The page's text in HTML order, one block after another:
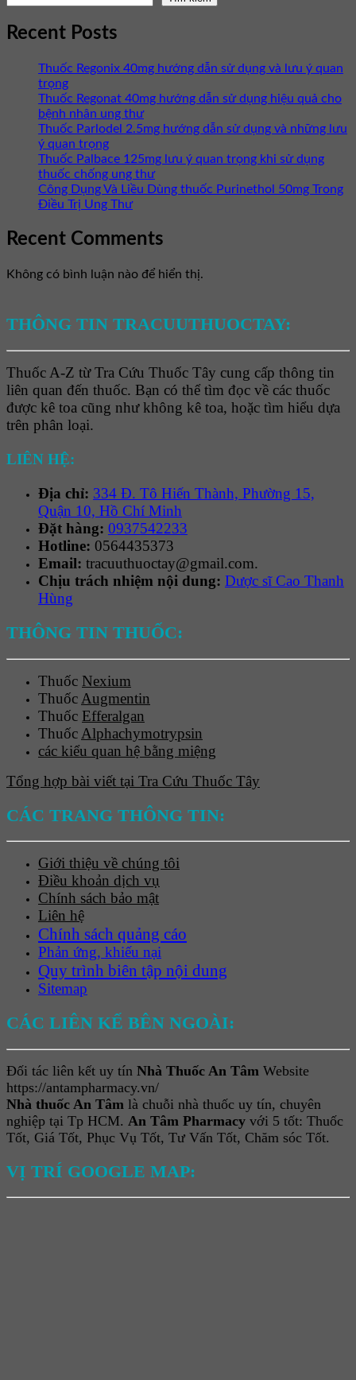
Recent Posts
Thuốc Regonix 40mg hướng dẫn sử dụng và lưu ý quan
trọng
Thuốc Regonat 40mg hướng dẫn sử dụng hiệu quả cho
bệnh nhân ung thư
Thuốc Parlodel 2.5mg hướng dẫn sử dụng và những lưu
ý quan trọng
Thuốc Palbace 125mg lưu ý quan trọng khi sử dụng
thuốc chống ung thư
Công Dụng Và Liều Dùng thuốc Purinethol 50mg Trong
Điều Trị Ung Thư
Recent Comments
Không có bình luận nào để hiển thị.
THÔNG TIN TRACUUTHUOCTAY:
Thuốc A-Z từ Tra Cứu Thuốc Tây cung cấp thông tin
liên quan đến thuốc. Bạn có thể tìm đọc về các thuốc
được kê toa cũng như không kê toa, hoặc tìm hiểu dựa
trên phân loại.
LIÊN HỆ:
Địa chỉ: 334 Đ. Tô Hiến Thành, Phường 15,
Quận 10, Hồ Chí Minh
Đặt hàng: 0937542233
Hotline: 0564435373
Email: tracuuthuoctay@gmail.com.
Chịu trách nhiệm nội dung: Dược sĩ Cao Thanh
Hùng
THÔNG TIN THUỐC:
Thuốc Nexium
Thuốc Augmentin
Thuốc Efferalgan
Thuốc Alphachymotrypsin
các kiểu quan hệ bằng miệng
Tổng hợp bài viết tại Tra Cứu Thuốc Tây
CÁC TRANG THÔNG TIN:
Giới thiệu về chúng tôi
Điều khoản dịch vụ
Chính sách bảo mật
Liên hệ
Chính sách quảng cáo
Phản ứng, khiếu nại
Quy trình biên tập nội dung
Sitemap
CÁC LIÊN KẾ BÊN NGOÀI:
Đối tác liên kết uy tín Nhà Thuốc An Tâm Website
https://antampharmacy.vn/
Nhà thuốc An Tâm là chuỗi nhà thuốc uy tín, chuyên
nghiệp tại Tp HCM. An Tâm Pharmacy với 5 tốt: Thuốc
Tốt, Giá Tốt, Phục Vụ Tốt, Tư Vấn Tốt, Chăm sóc Tốt.
VỊ TRÍ GOOGLE MAP: